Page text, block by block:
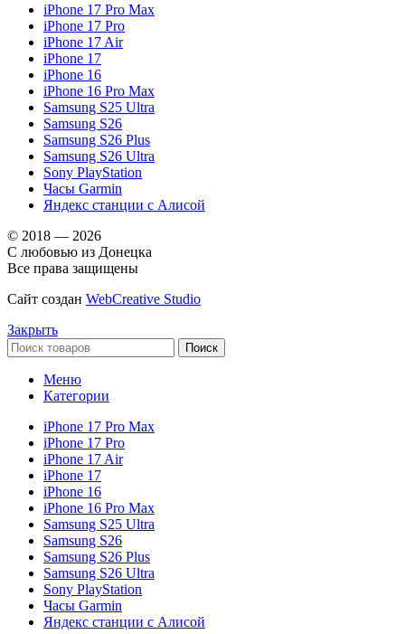
iPhone 17 Pro Max
iPhone 17 Pro
iPhone 17 Air
iPhone 17
iPhone 16
iPhone 16 Pro Max
Samsung S25 Ultra
Samsung S26
Samsung S26 Plus
Samsung S26 Ultra
Sony PlayStation
Часы Garmin
Яндекс станции с Алисой
© 2018 — 2026
С любовью из Донецка
Все права защищены
Сайт создан WebCreative Studio
Закрыть
Поиск
Меню
Категории
iPhone 17 Pro Max
iPhone 17 Pro
iPhone 17 Air
iPhone 17
iPhone 16
iPhone 16 Pro Max
Samsung S25 Ultra
Samsung S26
Samsung S26 Plus
Samsung S26 Ultra
Sony PlayStation
Часы Garmin
Яндекс станции с Алисой